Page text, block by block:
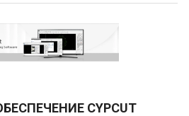
CYPCUT